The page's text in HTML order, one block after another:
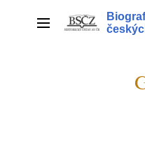
Hlavní menu